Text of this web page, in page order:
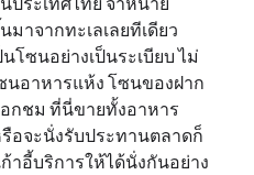
าจากทะเลเลยทีเดียว
โซนอย่างเป็นระเบียบ ไม่
นอาหารแห้ง โซนของฝาก
กชม ที่นี่ขายทั้งอาหาร
อจะนั่งรับประทานตลาดก็
าอี้บริการให้ได้นั่งกันอย่าง